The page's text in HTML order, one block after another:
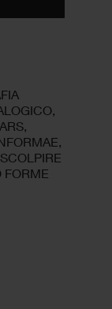
,
,
,
SCOLPIRE
FORME